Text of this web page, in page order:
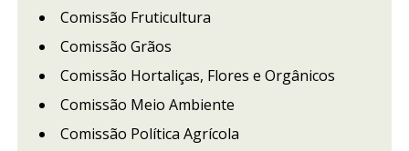
Comissão Fruticultura
Comissão Grãos
Comissão Hortaliças, Flores e Orgânicos
Comissão Meio Ambiente
Comissão Política Agrícola